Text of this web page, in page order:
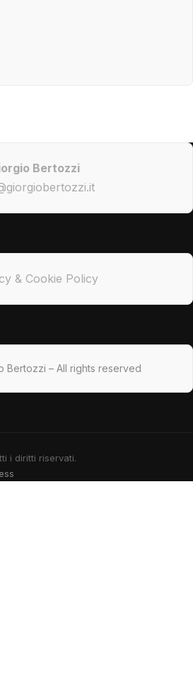
Bertozzi
& Cookie Policy
Bertozzi – All rights reserved
i diritti riservati.